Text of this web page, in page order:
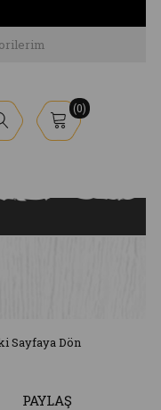
ÜCRETSİZ
0
Sayfaya Dön
PAYLAŞ